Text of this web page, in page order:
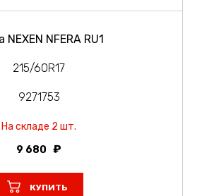
NFERA RU1
215/60R17
9271753
На складе 2 шт.
9 680
КУПИТЬ